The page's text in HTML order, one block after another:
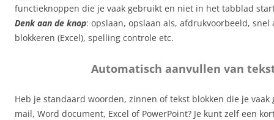
functieknoppen die je vaak gebruikt en niet in het tabblad
Denk aan de knop: opslaan, opslaan als, afdrukvoorbeeld,
blokkeren (Excel), spelling controle etc.
Automatisch aanvullen van
Heb je standaard woorden, zinnen of tekst blokken die je
mail, Word document, Excel of PowerPoint? Je kunt zelf een